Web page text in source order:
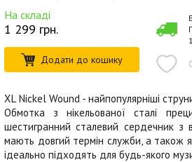
На складі
1 299 грн.
Додати до кошику
XL Nickel Wound - найпопулярніші
Обмотка з нікельованої сталі
шестигранний сталевий сердечник з
мають довгий термін служби, а також
ідеально підходять для будь-якого